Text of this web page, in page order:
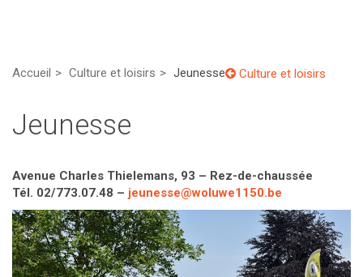
Accueil Culture et loisirs Jeunesse Culture et loisirs
Jeunesse
Avenue Charles Thielemans, 93 – Rez-de-chaussée
Tél. 02/773.07.48 – jeunesse@woluwe1150.be